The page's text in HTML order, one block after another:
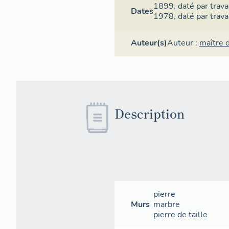
Dates1899, daté par
1978, daté par
Auteur(s)Auteur : maître
Description
Murs
pierre
marbre
pierre de taille